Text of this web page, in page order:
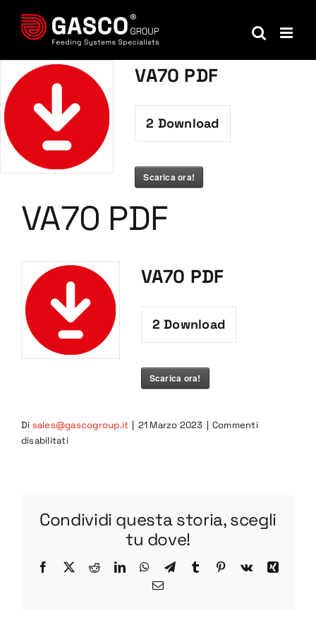
contenuto
VA70 PDF
2 Download
Scarica ora!
VA70 PDF
VA70 PDF
2 Download
Scarica ora!
Di sales@gascogroup.it | 21 Marzo 2023 | Commenti
disabilitatisu
Condividi questa storia, scegli
tu dove!
Facebook
X RedditLinkedInWhatsApp
TelegramTumblr Pinterest
Vk
Xing
Email